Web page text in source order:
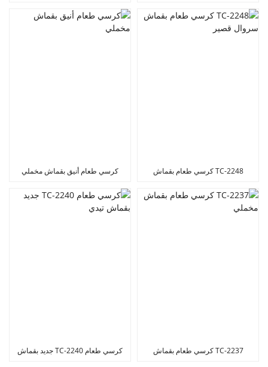
TC-2248 كرسي طعام بقماش
كرسي طعام أنيق بقماش مخملي
TC-2237 كرسي طعام بقماش
كرسي طعام TC-2240 جديد بقماش